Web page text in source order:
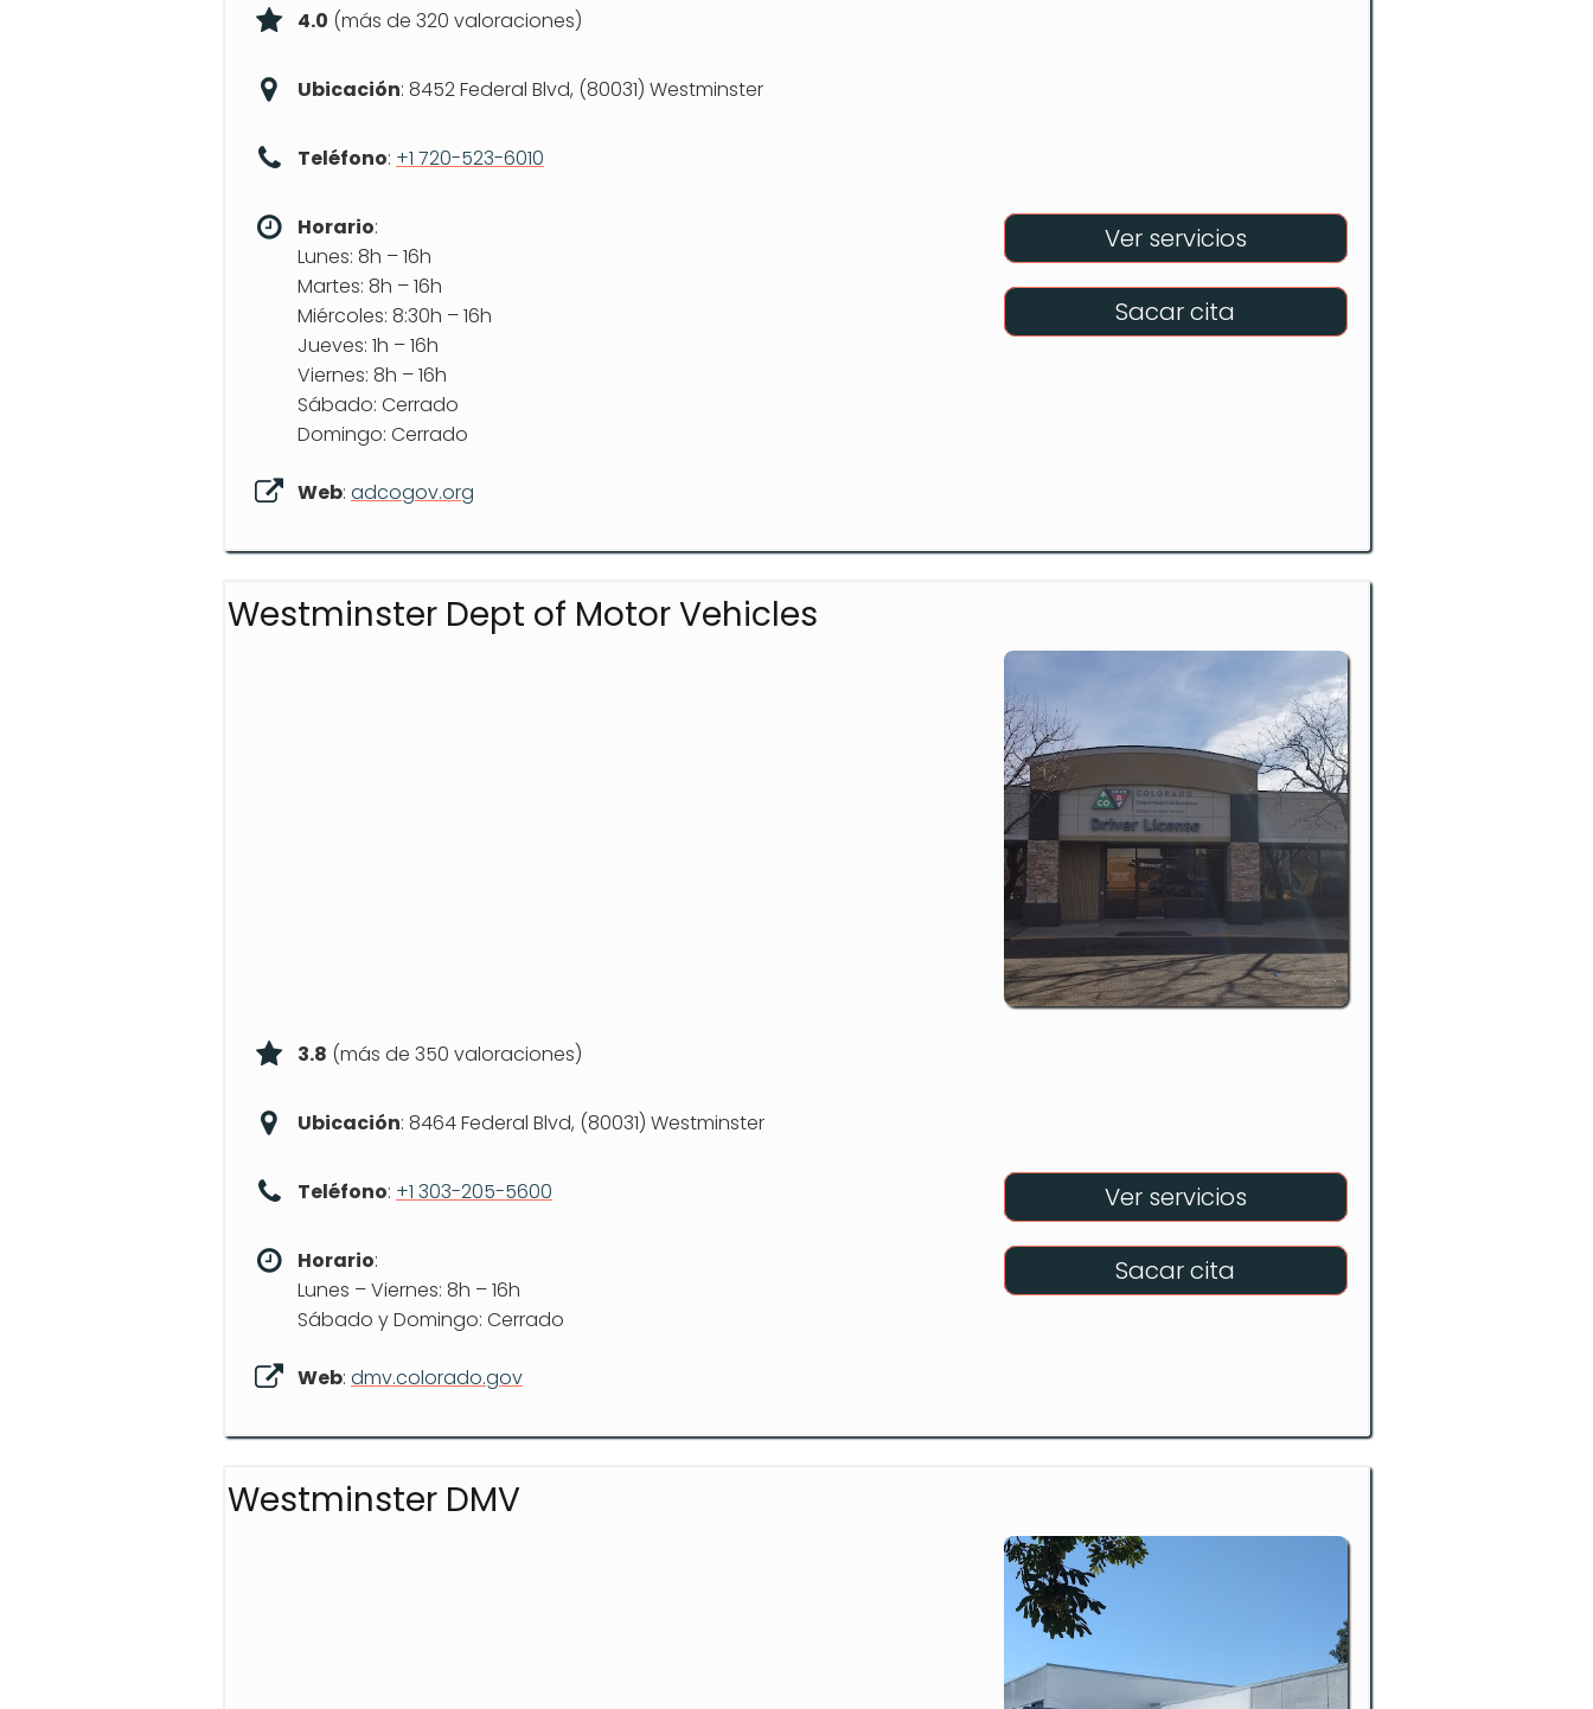
4.0 (más de 320 valoraciones)
Ubicación: 8452 Federal Blvd, (80031) Westminster
Teléfono: +1 720-523-6010
Horario:
Lunes: 8h – 16h
Martes: 8h – 16h
Miércoles: 8:30h – 16h
Jueves: 1h – 16h
Viernes: 8h – 16h
Sábado: Cerrado
Domingo: Cerrado
Web: adcogov.org
Ver servicios
Sacar cita
Westminster Dept of Motor Vehicles
3.8 (más de 350 valoraciones)
Ubicación: 8464 Federal Blvd, (80031) Westminster
Teléfono: +1 303-205-5600
Horario:
Lunes – Viernes: 8h – 16h
Sábado y Domingo: Cerrado
Web: dmv.colorado.gov
Ver servicios
Sacar cita
Westminster DMV